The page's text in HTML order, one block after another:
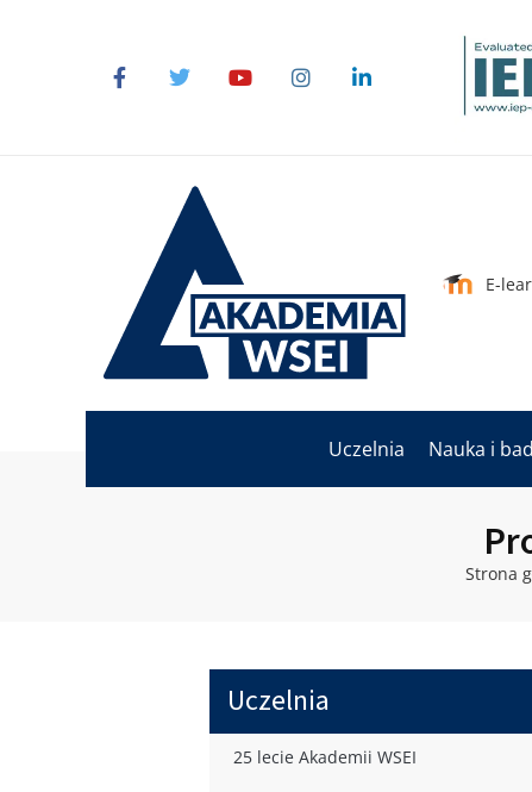
E-
Uczelnia Nauka i
Strona
Uczelnia
25 lecie Akademii WSEI